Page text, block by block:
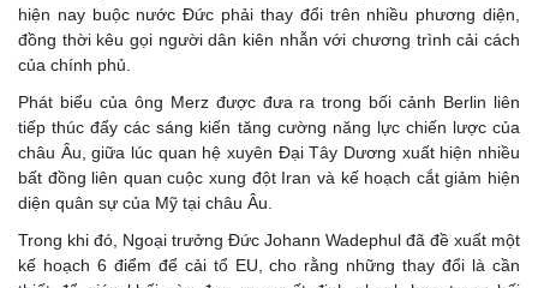
hiện nay buộc nước Đức phải thay đổi trên nhiều phương diện,
đồng thời kêu gọi người dân kiên nhẫn với chương trình cải cách
của chính phủ.
Phát biểu của ông Merz được đưa ra trong bối cảnh Berlin liên
tiếp thúc đẩy các sáng kiến tăng cường năng lực chiến lược của
châu Âu, giữa lúc quan hệ xuyên Đại Tây Dương xuất hiện nhiều
bất đồng liên quan cuộc xung đột Iran và kế hoạch cắt giảm hiện
diện quân sự của Mỹ tại châu Âu.
Trong khi đó, Ngoại trưởng Đức Johann Wadephul đã đề xuất một
kế hoạch 6 điểm để cải tổ EU, cho rằng những thay đổi là cần